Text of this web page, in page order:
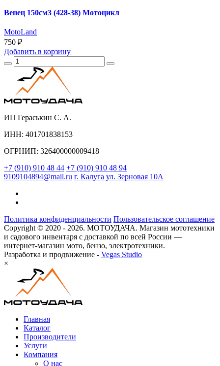
Венец 150см3 (428-38) Мотоцикл
MotoLand
750 ₽
Добавить в корзину
ИП Гераськин С. А.
ИНН: 401701838153
ОГРНИП: 326400000009418
+7 (910) 910 48 44 +7 (910) 910 48 94
9109104894@mail.ru г. Калуга ул. Зерновая 10А
Политика конфиденциальности Пользовательское соглашение
Copyright © 2020 - 2026. МОТОУДАЧА. Магазин мототехники
и садового инвентаря с доставкой по всей России —
интернет-магазин мото, бензо, электротехники.
Разработка и продвижение - Vegas Studio
×
Главная
Каталог
Производители
Услуги
Компания
О нас